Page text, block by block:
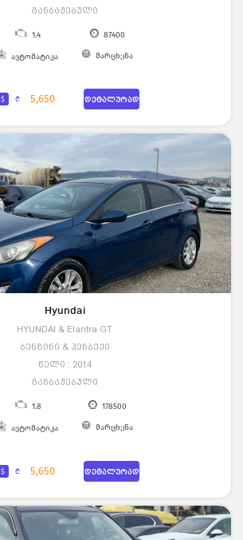
განბაჟებული
1.4 87400
ავტომატიკა მარცხენა
$ ₾ 5,650 დეტალურად
Hyundai
HYUNDAI & Elantra GT
ბენზინი & ჰეჩბექი
წელი : 2014
განბაჟებული
1.8 178500
ავტომატიკა მარცხენა
$ ₾ 5,650 დეტალურად